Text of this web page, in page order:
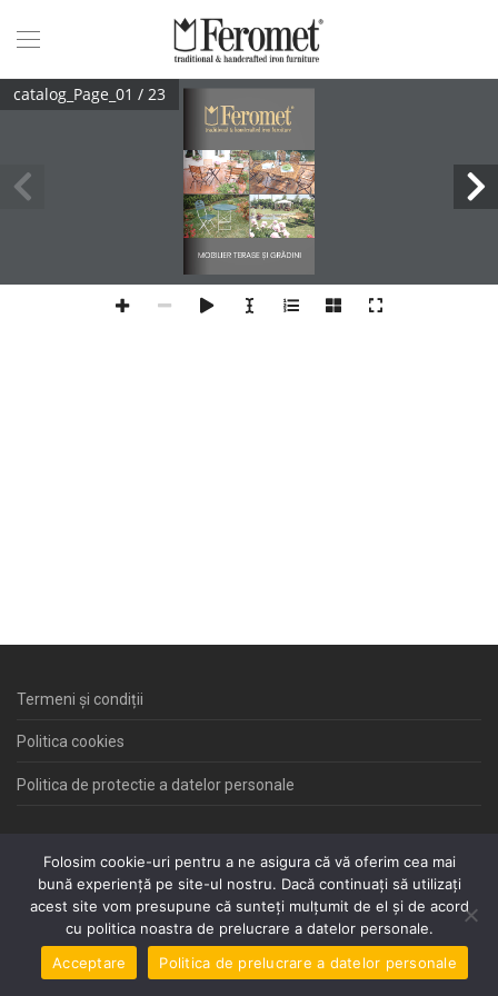
catalog_Page_01 / 23
Termeni și condiții
Politica cookies
Politica de protectie a datelor personale
Site creat de Euro-Firms
Inregistrare Domenii,Gazduire WEB, Realizari Site-uri
Oferte speciale la WebDesign
Folosim cookie-uri pentru a ne asigura că vă oferim cea mai
bună experiență pe site-ul nostru. Dacă continuați să utilizați
acest site vom presupune că sunteți mulțumit de el și de acord
cu politica noastra de prelucrare a datelor personale.
Acceptare
Politica de prelucrare a datelor personale